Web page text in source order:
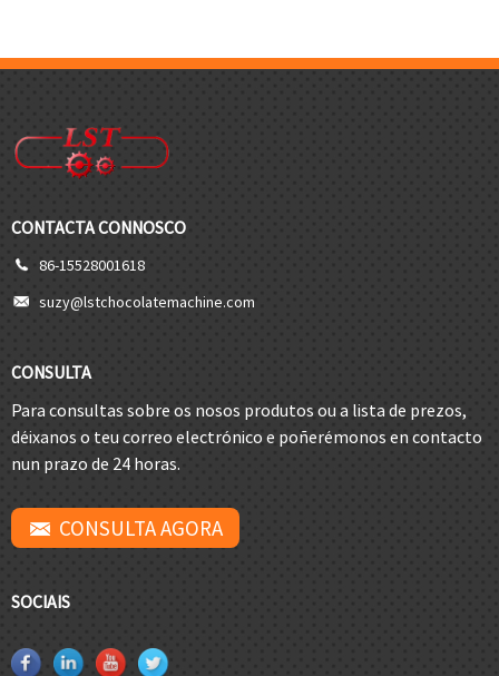
CONTACTA CONNOSCO
86-15528001618
suzy@lstchocolatemachine.com
CONSULTA
Para consultas sobre os nosos produtos ou a lista de prezos,
déixanos o teu correo electrónico e poñerémonos en contacto
nun prazo de 24 horas.
CONSULTA AGORA
SOCIAIS